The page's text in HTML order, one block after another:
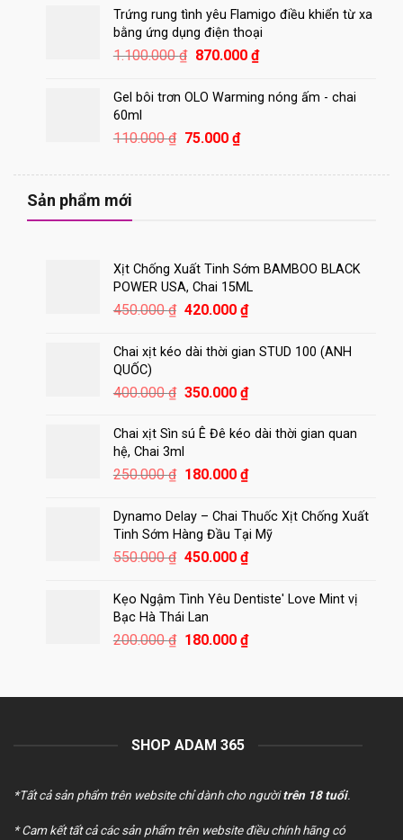
là:
850.000 ₫.
tại
là:
800.000 ₫.
Trứng rung tình yêu Flamigo điều khiển từ xa
bằng ứng dụng điện thoại
1.100.000₫ Giá
là:
870.000 ₫Giá
tại
Gel bôi trơn OLO Warming nóng ấm - chai
60ml
110.000₫ Giá
là:
75.000 ₫Giá
tại
Sản phẩm mới
Xịt Chống Xuất Tinh Sớm BAMBOO BLACK
POWER USA, Chai 15ML
450.000₫ Giá
là:
420.000 ₫Giá
tại
420.000 ₫.
Chai xịt kéo dài thời gian STUD 100 (ANH
QUỐC)
400.000₫ Giá
là:
400.000 ₫.
350.000 ₫Giá
tại
350.000 ₫.
Chai xịt Sìn sú Ê Đê kéo dài thời gian quan
hệ, Chai 3ml
250.000₫ Giá
là:
250.000 ₫.
180.000 ₫Giá
tại
là:
180.000 ₫.
Dynamo Delay – Chai Thuốc Xịt Chống Xuất
Tinh Sớm Hàng Đầu Tại Mỹ
550.000₫ Giá
là:
550.000 ₫.
450.000 ₫Giá
tại
450.000 ₫.
Kẹo Ngậm Tình Yêu Dentiste' Love Mint vị
Bạc Hà Thái Lan
200.000₫ Giá
200.000 ₫.
180.000 ₫Giá
là:
SHOP ADAM 365
*Tất cả sản phẩm trên website chỉ dành cho ngườitrên 18 tuổi.
* Cam kết tất cả các sản phẩm trên website điều chính hãng có